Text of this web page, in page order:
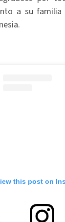
a su familia
this post on